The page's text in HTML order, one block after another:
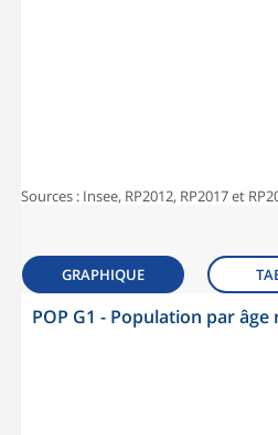
Sources : Insee, RP2012, RP2017 et
GRAPHIQUE
POP G1 - Population par